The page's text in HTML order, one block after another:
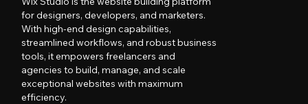
for designers, developers, and marketers.
With high-end design capabilities,
streamlined workflows, and robust business
tools, it empowers freelancers and
agencies to build, manage, and scale
exceptional websites with maximum
efficiency.